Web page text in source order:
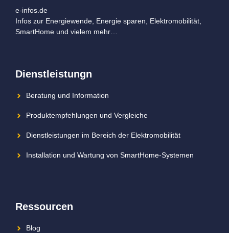
e-infos.de
Infos zur Energiewende, Energie sparen, Elektromobilität,
SmartHome und vielem mehr…
Dienstleistungn
Beratung und Information
Produktempfehlungen und Vergleiche
Dienstleistungen im Bereich der Elektromobilität
Installation und Wartung von SmartHome-Systemen
Ressourcen
Blog